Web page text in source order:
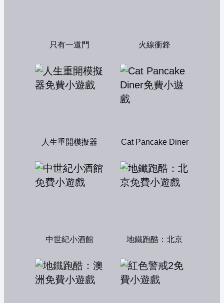
只有一道門 火線衝鋒
人生重開模擬器 Cat Pancake Diner
中世紀小酒館 地鐵跑酷：北京